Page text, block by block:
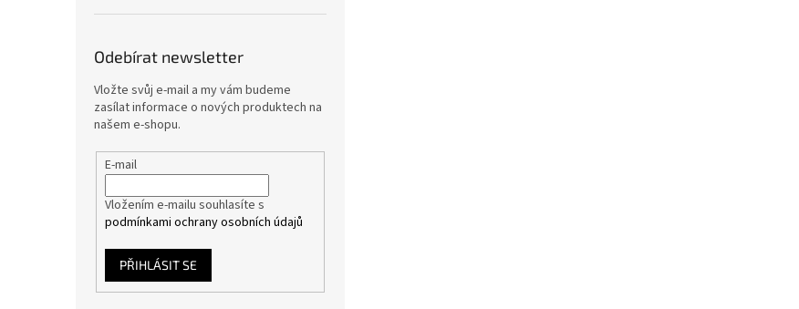
Odebírat newsletter
Vložte svůj e-mail a my vám budeme
zasílat informace o nových produktech na
našem e-shopu.
E-mail
Vložením e-mailu souhlasíte s
podmínkami ochrany osobních údajů
PŘIHLÁSIT SE